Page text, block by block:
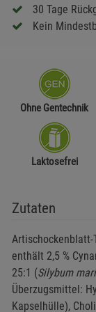
30 Tage
Kein
Ohne Gentechnik
Laktosefrei
Zutaten
enthält 2,5 %
25:1 (Silybum
Überzugsmittel:
Kapselhülle),